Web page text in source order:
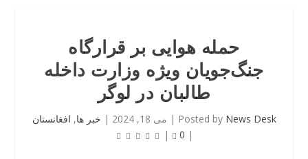
حمله هوایی بر قرارگاه
جنگ‌جویان ویژه وزارت داخله
طالبان در لوگر
Posted by News Desk
| می 18, 2024 | خبر ها, افغانستان
|
0
|